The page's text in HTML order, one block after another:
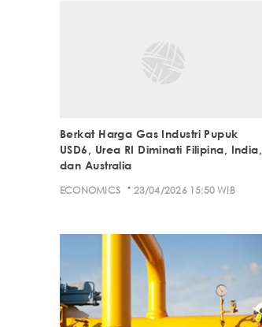
Berkat Harga Gas Industri Pupuk
USD6, Urea RI Diminati Filipina, India,
dan Australia
ECONOMICS · 23/04/2026 15:50 WIB